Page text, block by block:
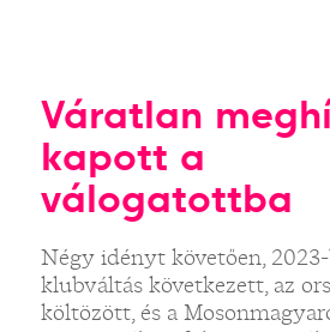
Váratlan
kapott a
válogatottba
Négy idényt követően,
klubváltás következett, az
költözött, és a